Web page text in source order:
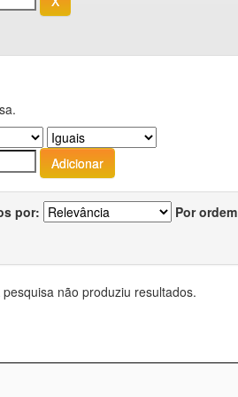
por: Por ordem
pesquisa não produziu resultados.